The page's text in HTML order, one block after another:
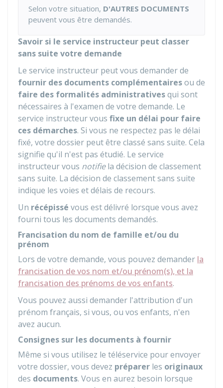
Selon votre situation, D'AUTRES DOCUMENTS
peuvent vous être demandés.
Savoir si le service instructeur peut classer
sans suite votre demande
Le service instructeur peut vous demander de
fournir des documents complémentairesou de
faire des formalités administrativesqui sont
nécessaires à l'examen de votre demande. Le
service instructeur vous fixe un délai pour faire
ces démarches. Si vous ne respectez pas le délai
fixé, votre dossier peut être classé sans suite. Cela
signifie qu'il n'est pas étudié. Le service
instructeur vous notifiela décision de classement
sans suite. La décision de classement sans suite
indique les voies et délais de recours.
Un récépissé vous est délivré lorsque vous avez
fourni tous les documents demandés.
Francisation du nom de famille et/ou du
prénom
Lors de votre demande, vous pouvez demander la
francisation de vos nom et/ou prénom(s), et la
francisation des prénoms de vos enfants.
Vous pouvez aussi demander l'attribution d'un
prénom français, si vous, ou vos enfants, n'en
avez aucun.
Consignes sur les documents à fournir
Même si vous utilisez le téléservice pour envoyer
votre dossier, vous devez préparer les originaux
des documents. Vous en aurez besoin lorsque